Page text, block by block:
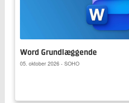
Word Grundlæggende
05. oktober 2026 - SOHO